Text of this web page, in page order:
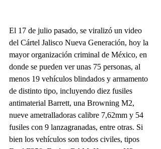
El 17 de julio pasado, se viralizó un video
del Cártel Jalisco Nueva Generación, hoy la
mayor organización criminal de México, en
donde se pueden ver unas 75 personas, al
menos 19 vehículos blindados y armamento
de distinto tipo, incluyendo diez fusiles
antimaterial Barrett, una Browning M2,
nueve ametralladoras calibre 7,62mm y 54
fusiles con 9 lanzagranadas, entre otras. Si
bien los vehículos son todos civiles, tipos